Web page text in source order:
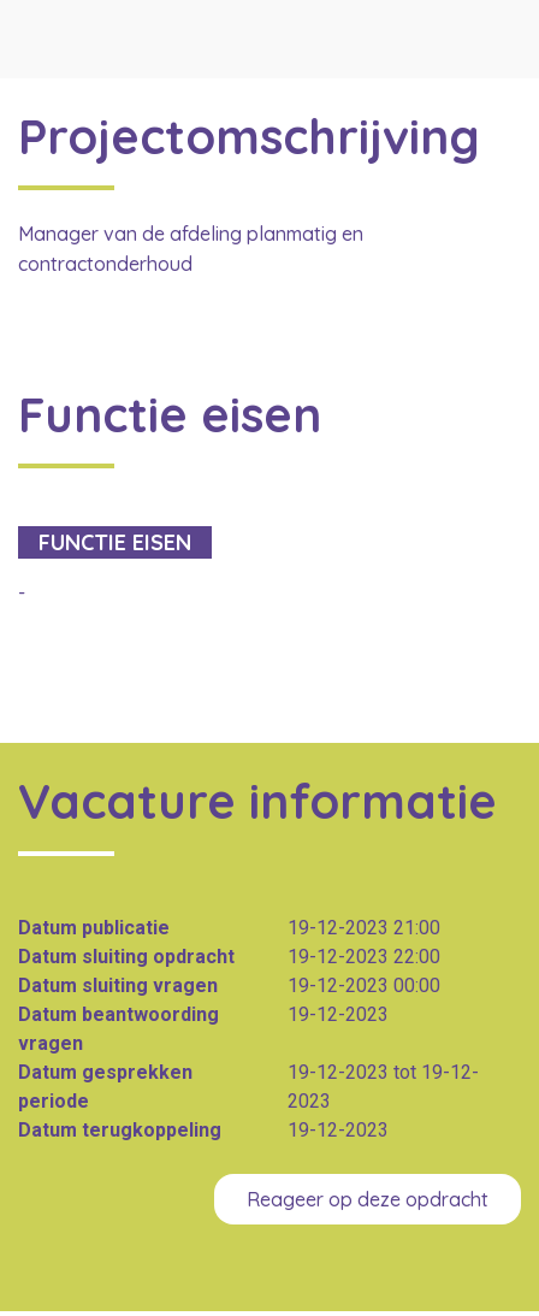
Projectomschrijving
Manager van de afdeling planmatig en
contractonderhoud
Functie eisen
FUNCTIE EISEN
-
Vacature informatie
Datum publicatie
19-12-2023 21:00
Datum sluiting opdracht
19-12-2023 22:00
Datum sluiting vragen
19-12-2023 00:00
Datum beantwoording
vragen
19-12-2023
Datum gesprekken
periode
19-12-2023 tot 19-12-
2023
Datum terugkoppeling
19-12-2023
Reageer op deze opdracht